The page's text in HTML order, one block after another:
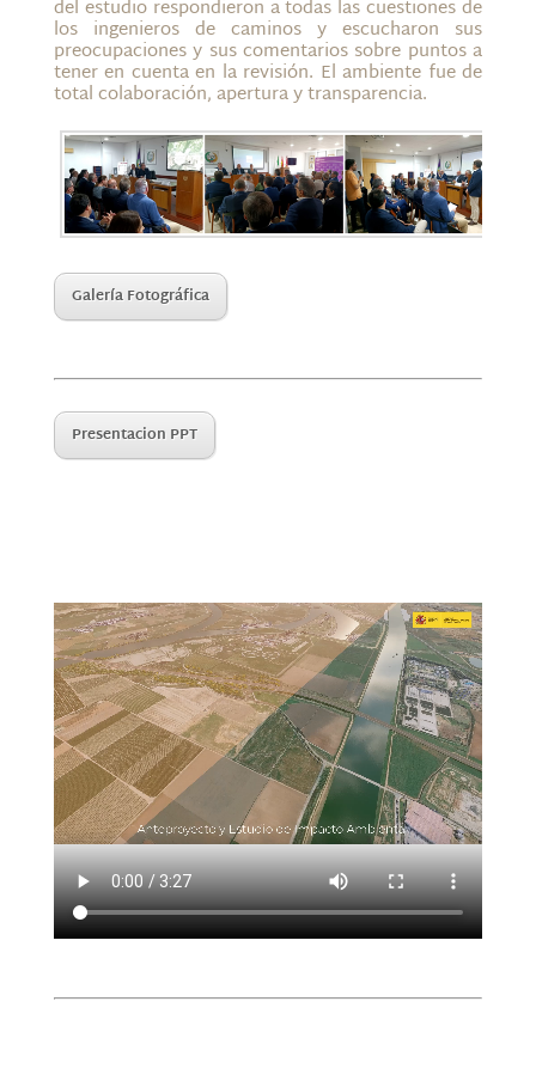
del estudio respondieron a todas las cuestiones de
los ingenieros de caminos y escucharon sus
preocupaciones y sus comentarios sobre puntos a
tener en cuenta en la revisión. El ambiente fue de
total colaboración, apertura y transparencia.
Galería Fotográfica
Presentacion PPT